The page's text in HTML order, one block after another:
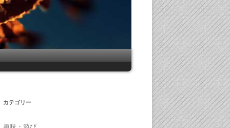
カテゴリー